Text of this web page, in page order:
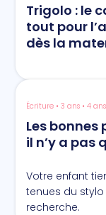
Trigolo : le
tout pour
dès la
Écriture • 3 ans • 4
Les bonnes
il n’y a pas
Votre enfant
tenues du
recherche.